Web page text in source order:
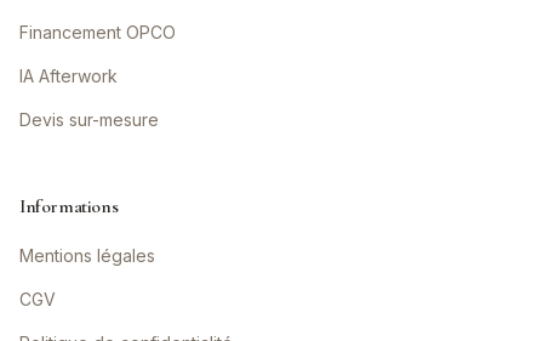
Financement OPCO
IA Afterwork
Devis sur-mesure
Informations
Mentions légales
CGV